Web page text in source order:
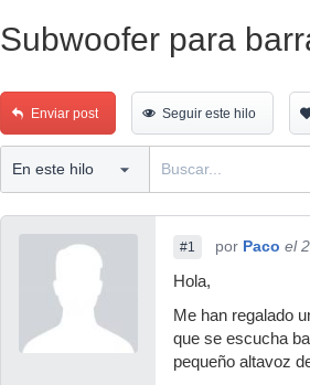
Subwoofer para
Enviar post Seguir este hilo
#1 por Paco el
Hola,
Me han regalado
que se escucha
pequeño altavoz